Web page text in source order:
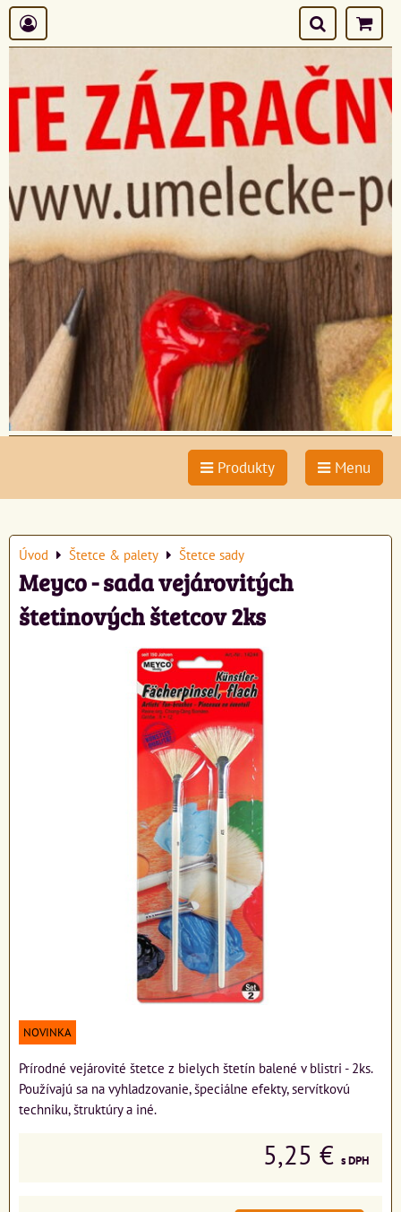
Produkty Menu
Úvod Štetce & palety Štetce sady
Meyco - sada vejárovitých
štetinových štetcov 2ks
NOVINKA
Prírodné vejárovité štetce z bielych štetín balené v blistri - 2ks.
Používajú sa na vyhladzovanie, špeciálne efekty, servítkovú
techniku, štruktúry a iné.
5,25 € s DPH